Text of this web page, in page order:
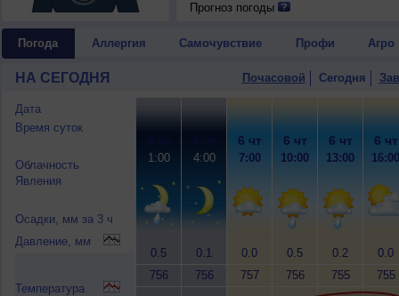
Прогноз погоды
Погода Аллергия Самочувствие Профи Агро
НА СЕГОДНЯ Почасовой Сегодня
Дата
Время суток
Облачность
Явления
Осадки, мм за 3 ч
Давление, мм
Температура
1:00
0.5
756
4:00
0.1
756
6 чт
7:00
0.0
757
6 чт
10:00
0.5
756
6 чт
13:00
0.2
755
6 чт
16:00
0.0
755